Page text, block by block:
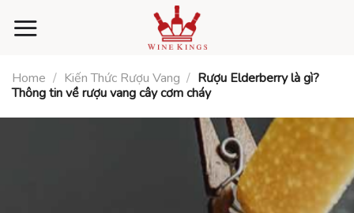
Home / Kiến Thức Rượu Vang / Rượu Elderberry là gì?
Thông tin về rượu vang cây cơm cháy